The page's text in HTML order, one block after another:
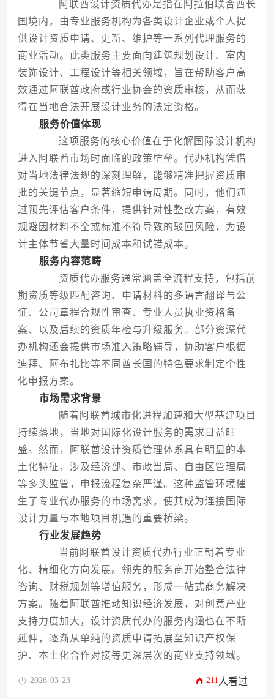
阿联酋设计资质代办是指在阿拉伯联合酋长
国境内，由专业服务机构为各类设计企业或个人提
供设计资质申请、更新、维护等一系列代理服务的
商业活动。此类服务主要面向建筑规划设计、室内
装饰设计、工程设计等相关领域，旨在帮助客户高
效通过阿联酋政府或行业协会的资质审核，从而获
得在当地合法开展设计业务的法定资格。
服务价值体现
这项服务的核心价值在于化解国际设计机构
进入阿联酋市场时面临的政策壁垒。代办机构凭借
对当地法律法规的深刻理解，能够精准把握资质审
批的关键节点，显著缩短申请周期。同时，他们通
过预先评估客户条件，提供针对性整改方案，有效
规避因材料不全或标准不符导致的驳回风险，为设
计主体节省大量时间成本和试错成本。
服务内容范畴
资质代办服务通常涵盖全流程支持，包括前
期资质等级匹配咨询、申请材料的多语言翻译与公
证、公司章程合规性审查、专业人员执业资格备
案、以及后续的资质年检与升级服务。部分资深代
办机构还会提供市场准入策略辅导，协助客户根据
迪拜、阿布扎比等不同酋长国的特色要求制定个性
化申报方案。
市场需求背景
随着阿联酋城市化进程加速和大型基建项目
持续落地，当地对国际化设计服务的需求日益旺
盛。然而，阿联酋设计资质管理体系具有明显的本
土化特征，涉及经济部、市政当局、自由区管理局
等多头监管，申报流程复杂严谨。这种监管环境催
生了专业代办服务的市场需求，使其成为连接国际
设计力量与本地项目机遇的重要桥梁。
行业发展趋势
当前阿联酋设计资质代办行业正朝着专业
化、精细化方向发展。领先的服务商开始整合法律
咨询、财税规划等增值服务，形成一站式商务解决
方案。随着阿联酋推动知识经济发展，对创意产业
支持力度加大，设计资质代办的服务内涵也在不断
延伸，逐渐从单纯的资质申请拓展至知识产权保
护、本土化合作对接等更深层次的商业支持领域。
2026-03-23 211 人看过